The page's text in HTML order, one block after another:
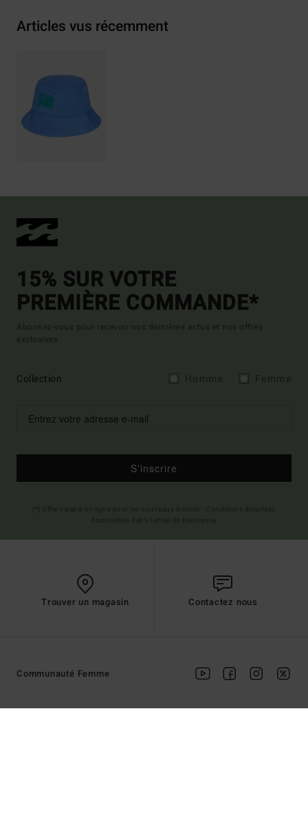
Articles vus récemment
15% SUR VOTRE
PREMIÈRE COMMANDE*
Abonnez-vous pour recevoir nos dernières actus et nos offres
exclusives.
Collection
S'inscrire
Trouver un magasin Contactez nous
Communauté Femme